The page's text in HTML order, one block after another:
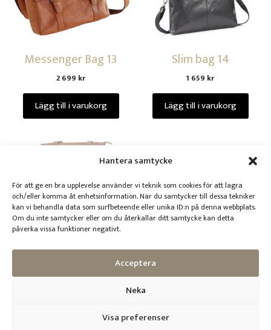
Hantera samtycke
För att ge en bra upplevelse använder vi teknik som cookies för att lagra
och/eller komma åt enhetsinformation. När du samtycker till dessa tekniker
kan vi behandla data som surfbeteende eller unika ID:n på denna webbplats.
Om du inte samtycker eller om du återkallar ditt samtycke kan detta
påverka vissa funktioner negativt.
Acceptera
Neka
Visa preferenser
Messenger Bag 13
2 699 kr
Lägg till i varukorg
Slim bag 14
1 659 kr
Lägg till i varukorg